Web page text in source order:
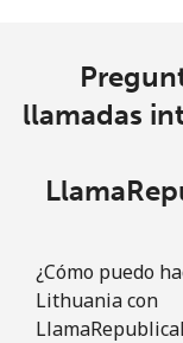
llamadas
¿Cómo puedo
Lithuania con